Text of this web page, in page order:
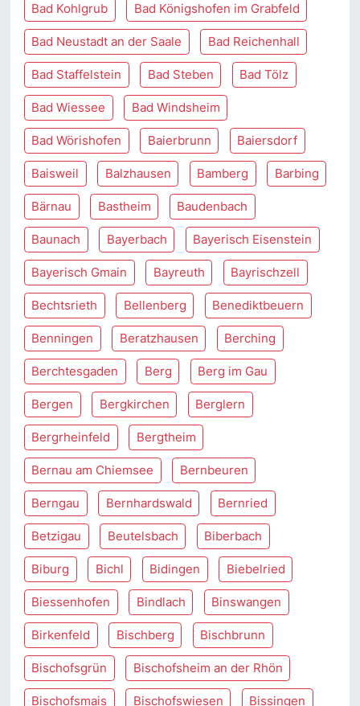
Bad Kohlgrub Bad Königshofen im Grabfeld
Bad Neustadt an der Saale Bad Reichenhall
Bad Staffelstein Bad Steben Bad Tölz
Bad Wiessee Bad Windsheim
Bad Wörishofen Baierbrunn Baiersdorf
Baisweil Balzhausen Bamberg Barbing
Bärnau Bastheim Baudenbach
Baunach Bayerbach Bayerisch Eisenstein
Bayerisch Gmain Bayreuth Bayrischzell
Bechtsrieth Bellenberg Benediktbeuern
Benningen Beratzhausen Berching
Berchtesgaden Berg Berg im Gau
Bergen Bergkirchen Berglern
Bergrheinfeld Bergtheim
Bernau am Chiemsee Bernbeuren
Berngau Bernhardswald Bernried
Betzigau Beutelsbach Biberbach
Biburg Bichl Bidingen Biebelried
Biessenhofen Bindlach Binswangen
Birkenfeld Bischberg Bischbrunn
Bischofsgrün Bischofsheim an der Rhön
Bischofsmais Bischofswiesen Bissingen